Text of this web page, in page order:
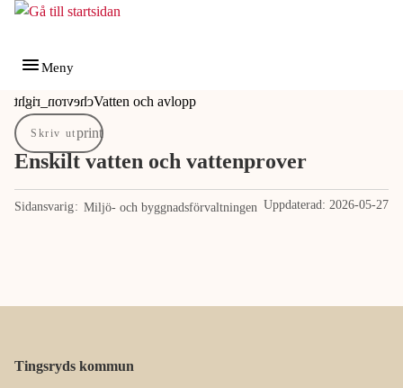
Meny
Du är här: Vatten och avlopp
Skriv ut
Enskilt vatten och vattenprover
Miljö- och byggnadsförvaltningen
Sidansvarig Uppdaterad: 2026-05-27
Tingsryds kommun